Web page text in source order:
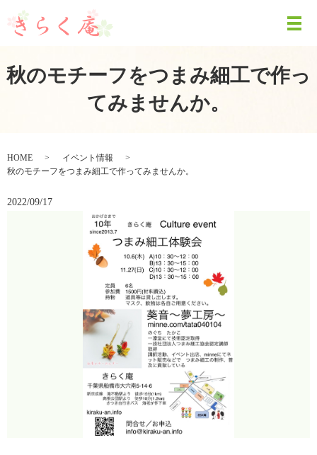
秋のモチーフをつまみ細工で作っ
てみませんか。
HOME
イベント情報
秋のモチーフをつまみ細工で作ってみませんか。
2022/09/17